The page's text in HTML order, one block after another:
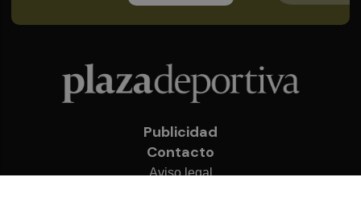
Publicidad
Contacto
Aviso legal